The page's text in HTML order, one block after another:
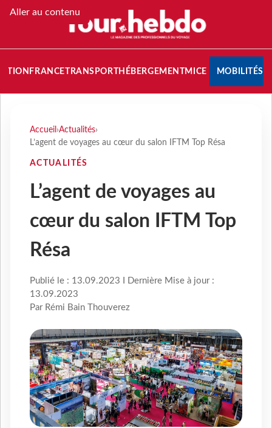
Aller au contenu
FRANCETRANSPORT HÉBERGEMENTMICE MOBILITÉS
Accueil ›Actualités›
L’agent de voyages au cœur du salon IFTM Top Résa
ACTUALITÉS
L’agent de voyages au
cœur du salon IFTM Top
Résa
Publié le : 13.09.2023 I Dernière Mise à jour :
13.09.2023
Par Rémi Bain Thouverez